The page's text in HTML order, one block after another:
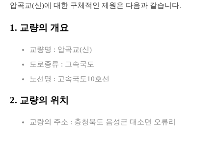
압곡교(신)에 대한 구체적인 제원은 다음과 같습니다.
1. 교량의 개요
교량명 : 압곡교(신)
도로종류 : 고속국도
노선명 : 고속국도10호선
2. 교량의 위치
교량의 주소 : 충청북도 음성군 대소면 오류리